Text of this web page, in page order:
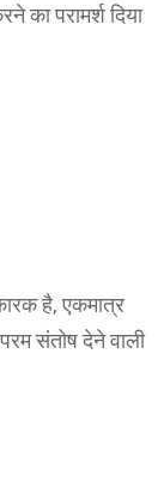
का परामर्श दिया
है, एकमात्र
परम संतोष देने वाली